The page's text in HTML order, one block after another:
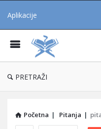
Aplikacije
PRETRAŽI
Početna | Pitanja |